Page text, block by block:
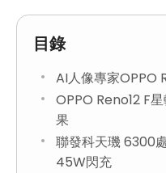
目錄
AI人像專家OPPO
OPPO Reno12 F
果
聯發科天璣 6300
45W閃充